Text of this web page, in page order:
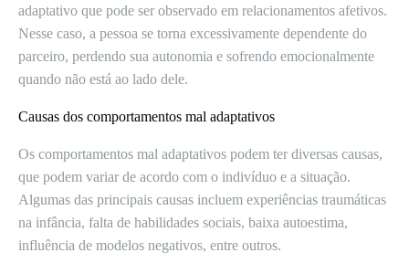
adaptativo que pode ser observado em relacionamentos afetivos.
Nesse caso, a pessoa se torna excessivamente dependente do
parceiro, perdendo sua autonomia e sofrendo emocionalmente
quando não está ao lado dele.
Causas dos comportamentos mal adaptativos
Os comportamentos mal adaptativos podem ter diversas causas,
que podem variar de acordo com o indivíduo e a situação.
Algumas das principais causas incluem experiências traumáticas
na infância, falta de habilidades sociais, baixa autoestima,
influência de modelos negativos, entre outros.